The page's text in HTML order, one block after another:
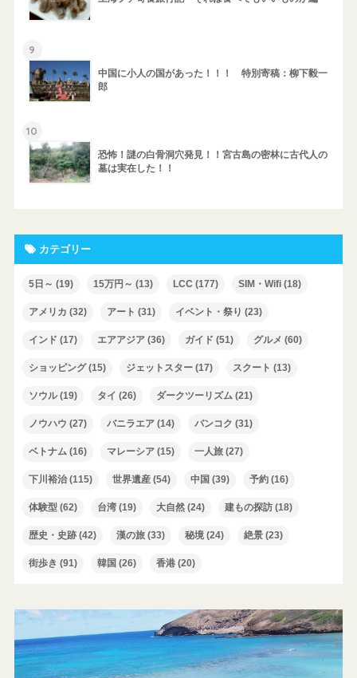
9
中国に小人の国があった！！！ 特別寄稿：柳下毅一
郎
10
恐怖！謎の白骨洞穴発見！！宮古島の密林に古代人の
墓は実在した！！
カテゴリー
5日～ (19) 15万円～ (13) LCC (177) SIM・Wifi(18)
アメリカ (32) アート (31) イベント・祭り (23)
インド (17) エアアジア(36) ガイド (51) グルメ (60)
ショッピング(15) ジェットスター(17) スクート (13)
ソウル(19) タイ (26) ダークツーリズム(21)
ノウハウ (27) バニラエア(14) バンコク (31)
ベトナム(16) マレーシア(15) 一人旅(27)
下川裕治(115) 世界遺産(54) 中国 (39) 予約(16)
体験型(62) 台湾(19) 大自然(24) 建もの探訪(18)
歴史・史跡(42) 漢の旅(33) 秘境(24) 絶景(23)
街歩き (91) 韓国 (26) 香港(20)